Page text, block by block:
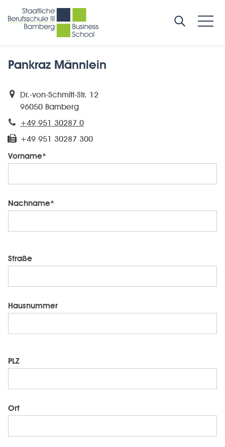
Pankraz Männlein
Dr.-von-Schmitt-Str. 12
96050 Bamberg
+49 951 30287 0
+49 951 30287 300
Vorname*
Nachname*
Straße
Hausnummer
PLZ
Ort